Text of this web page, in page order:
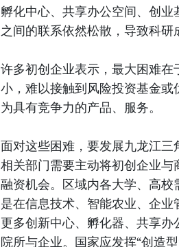
孵化中心、共享办公空间、创
之间的联系依然松散，导致科研
许多初创企业表示，最大困难
小，难以接触到风险投资基金
为具有竞争力的产品、服务。
面对这些困难，要发展九龙江
相关部门需要主动将初创企业
融资机会。区域内各大学、高校
是在信息技术、智能农业、企
更多创新中心、孵化器、共享
院所与企业。国家应发挥“创造